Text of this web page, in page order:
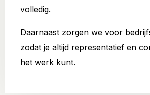
volledig.
Daarnaast zorgen we voor
zodat je altijd representatief en
het werk kunt.